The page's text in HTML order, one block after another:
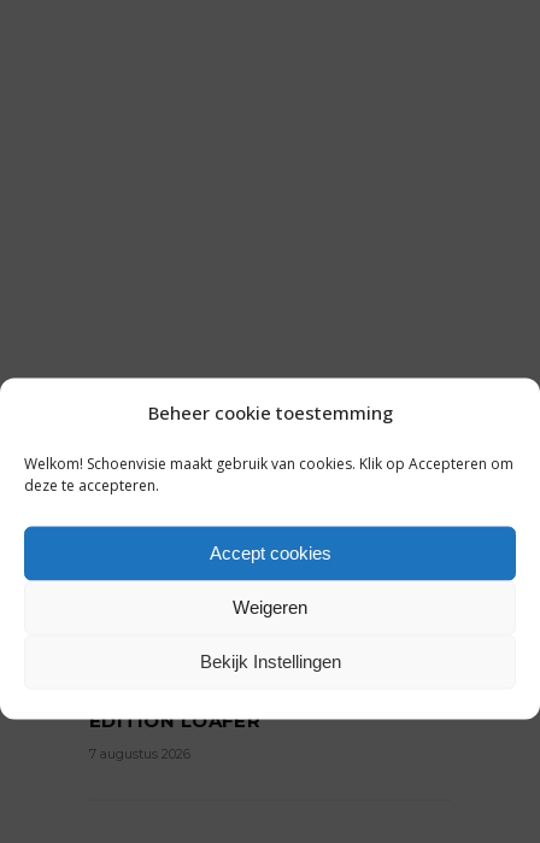
Beheer cookie toestemming
Welkom! Schoenvisie maakt gebruik van cookies. Klik op Accepteren om
deze te accepteren.
Accept cookies
Weigeren
Bekijk Instellingen
LAATSTE NIEUWS
AMODA VIERT 25 JAAR: TERUGBLIK
FILLING PIECES EN LA FAM SLAAN
EDITION LOAFER
7 augustus 2026